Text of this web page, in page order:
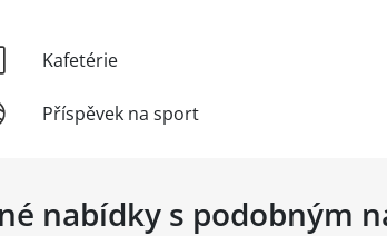
Kafetérie
Příspěvek na sport
nabídky s podobným